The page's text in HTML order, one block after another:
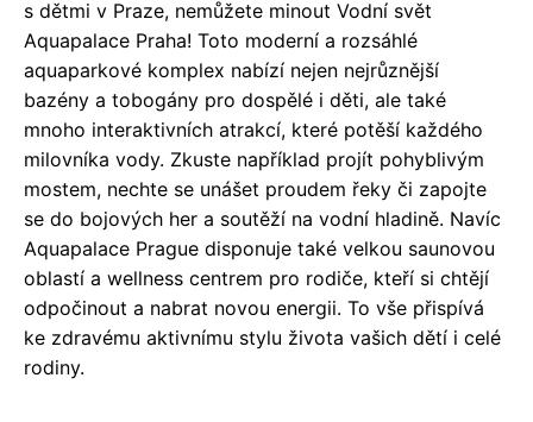
s dětmi v Praze, nemůžete minout Vodní svět
Aquapalace Praha! Toto moderní a rozsáhlé
aquaparkové komplex nabízí nejen nejrůznější
bazény a tobogány pro dospělé i děti, ale také
mnoho interaktivních atrakcí, které potěší každého
milovníka vody. Zkuste například projít pohyblivým
mostem, nechte se unášet proudem řeky či zapojte
se do bojových her a soutěží na vodní hladině. Navíc
Aquapalace Prague disponuje také velkou saunovou
oblastí a wellness centrem pro rodiče, kteří si chtějí
odpočinout a nabrat novou energii. To vše přispívá
ke zdravému aktivnímu stylu života vašich dětí i celé
rodiny.